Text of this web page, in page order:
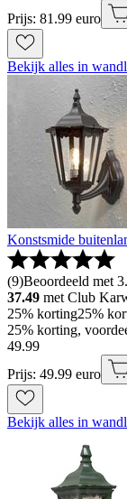
Prijs: 81.99 euro
Bekijk alles in
Konstsmide
(9)Beoordeeld met
37.49 met Club
25% korting25%
25% korting,
49.99
Prijs: 49.99 euro
Bekijk alles in